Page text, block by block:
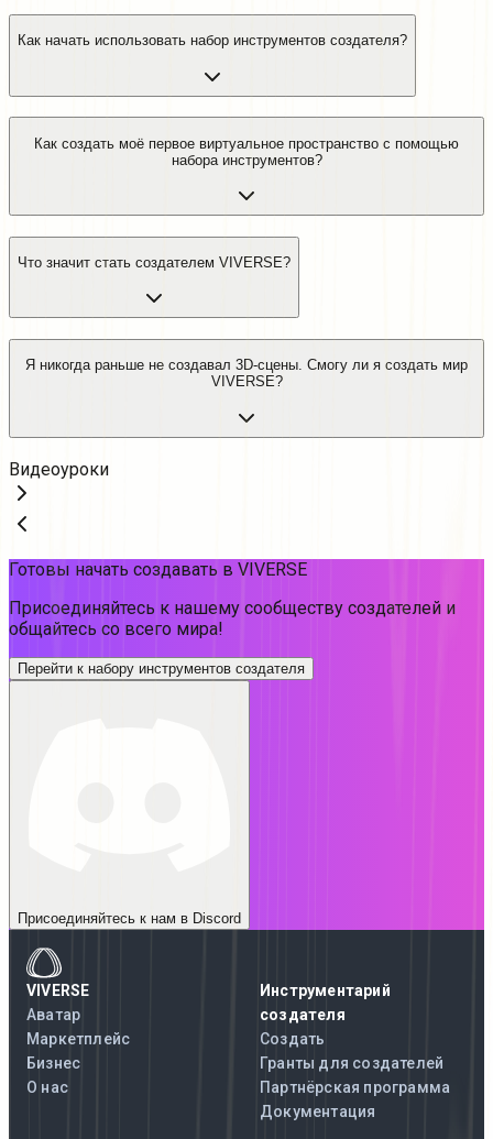
Как начать использовать набор инструментов создателя?
Как создать моё первое виртуальное пространство с помощью
набора инструментов?
Что значит стать создателем VIVERSE?
Я никогда раньше не создавал 3D-сцены. Смогу ли я создать мир
VIVERSE?
Видеоуроки
Готовы начать создавать в VIVERSE
Присоединяйтесь к нашему сообществу создателей и
общайтесь со всего мира!
Перейти к набору инструментов создателя
Присоединяйтесь к нам в Discord
VIVERSE
Аватар
Маркетплейс
Бизнес
О нас
Инструментарий
создателя
Создать
Гранты для создателей
Партнёрская программа
Документация